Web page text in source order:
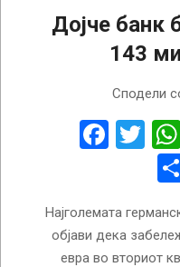
Дојче банк
143
Сподели
Најголемата
објави дека
евра во вториот